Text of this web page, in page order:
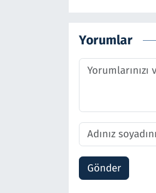
Yorumlar
Gönder